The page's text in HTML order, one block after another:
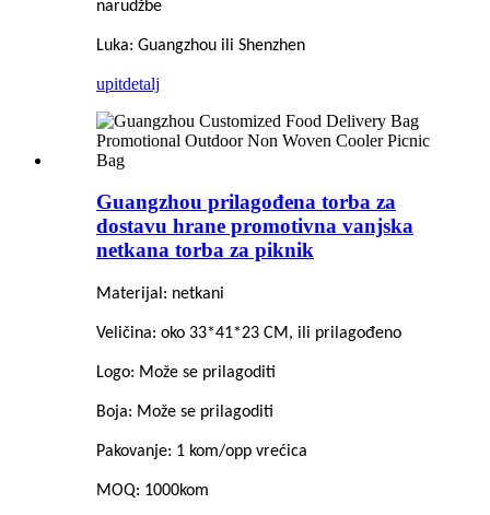
narudžbe
Luka: Guangzhou ili Shenzhen
upitdetalj
Guangzhou prilagođena torba za
dostavu hrane promotivna vanjska
netkana torba za piknik
Materijal: netkani
Veličina: oko 33*41*23 CM, ili prilagođeno
Logo: Može se prilagoditi
Boja: Može se prilagoditi
Pakovanje: 1 kom/opp vrećica
MOQ: 1000kom